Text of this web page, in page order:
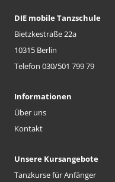
DIE mobile Tanzschule
Bietzkestraße 22a
10315 Berlin
Telefon 030/501 799 79
Informationen
Über uns
Kontakt
Unsere Kursangebote
Tanzkurse für Anfänger